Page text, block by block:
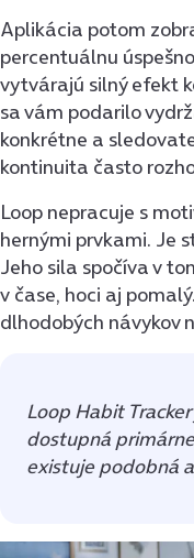
Aplikácia potom
percentuálnu
vytvárajú silný efekt
sa vám podarilo
konkrétne a
kontinuita často
Loop nepracuje s
hernými prvkami. Je
Jeho sila spočíva v
v čase, hoci aj
dlhodobých návykov
Loop Habit
dostupná
existuje podobná